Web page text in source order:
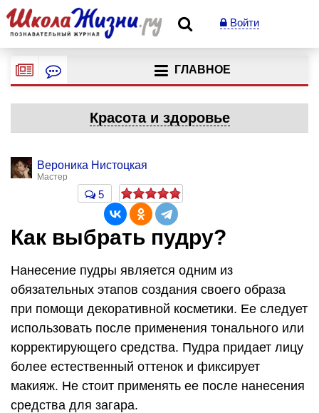
Войти
ГЛАВНОЕ
Красота и здоровье
Вероника Нистоцкая
Мастер
5
Как выбрать пудру?
Нанесение пудры является одним из
обязательных этапов создания своего образа
при помощи декоративной косметики. Ее следует
использовать после применения тонального или
корректирующего средства. Пудра придает лицу
более естественный оттенок и фиксирует
макияж. Не стоит применять ее после нанесения
средства для загара.